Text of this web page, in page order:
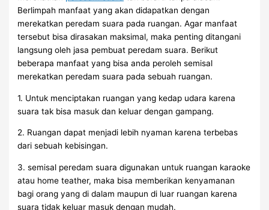
Berlimpah manfaat yang akan didapatkan dengan
merekatkan peredam suara pada ruangan. Agar manfaat
tersebut bisa dirasakan maksimal, maka penting ditangani
langsung oleh jasa pembuat peredam suara. Berikut
beberapa manfaat yang bisa anda peroleh semisal
merekatkan peredam suara pada sebuah ruangan.
1. Untuk menciptakan ruangan yang kedap udara karena
suara tak bisa masuk dan keluar dengan gampang.
2. Ruangan dapat menjadi lebih nyaman karena terbebas
dari sebuah kebisingan.
3. semisal peredam suara digunakan untuk ruangan karaoke
atau home teather, maka bisa memberikan kenyamanan
bagi orang yang di dalam maupun di luar ruangan karena
suara tidak keluar masuk dengan mudah.